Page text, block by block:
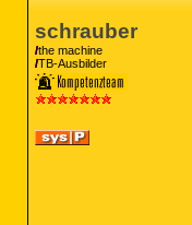
schrauber
the machine
TB-Ausbilder